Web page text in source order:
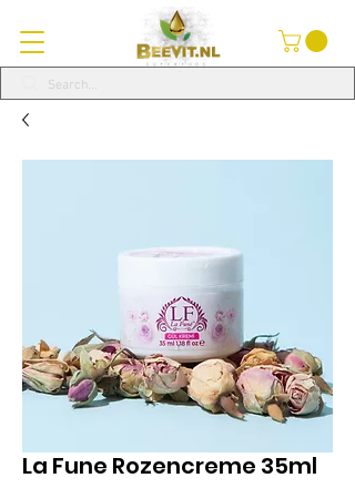
La Fune Rozencreme 35ml